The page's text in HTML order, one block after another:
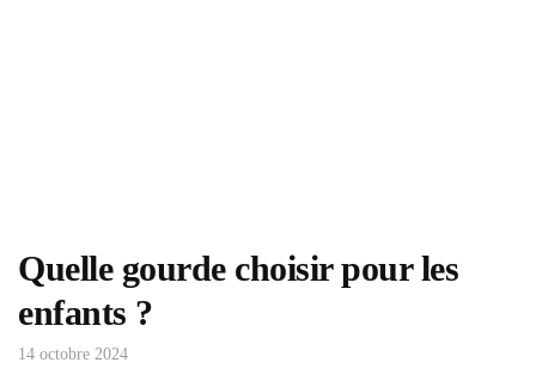
Quelle gourde choisir pour les
enfants ?
14 octobre 2024